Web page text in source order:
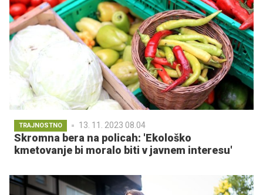
TRAJNOSTNO 13. 11. 2023 08.04
Skromna bera na policah: 'Ekološko
kmetovanje bi moralo biti v javnem interesu'